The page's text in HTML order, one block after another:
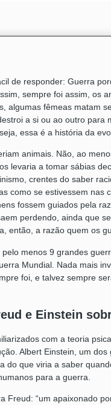
de responder: Guerra
sempre foi assim, os
algumas fêmeas matam
a si ou ao outro para
essa é a história da
animais. Não, ao
levaria a tomar sábias
crentes do saber
como se estivessem nas
fossem guiados pela
perdendo, ainda que
então, a razão quem os
menos 9 grandes
Mundial. Nada mais
foi, e talvez sempre
e Einstein
com a teoria
Albert Einstein, um
do que viria a saber
para a guerra.
Freud: “um apaixonado